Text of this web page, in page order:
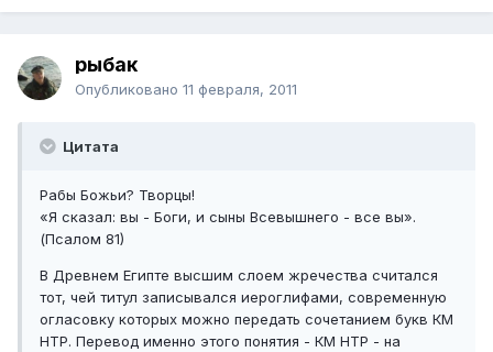
рыбак
Опубликовано 11 февраля, 2011
Цитата
Рабы Божьи? Творцы!
«Я сказал: вы - Боги, и сыны Всевышнего - все вы».
(Псалом 81)
В Древнем Египте высшим слоем жречества считался
тот, чей титул записывался иероглифами, современную
огласовку которых можно передать сочетанием букв КМ
НТР. Перевод именно этого понятия - КМ НТР - на